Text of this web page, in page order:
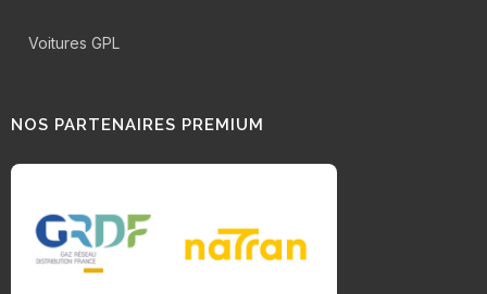
Voitures GPL
NOS PARTENAIRES PREMIUM